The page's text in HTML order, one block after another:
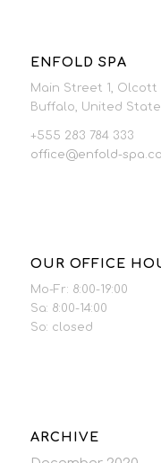
ENFOLD SPA
Main Street 1, Olcott
Buffalo, United
+555 283 784 333
office@enfold-
OUR OFFICE
Mo-Fr: 8:00-19:00
Sa: 8:00-14:00
So: closed
ARCHIVE